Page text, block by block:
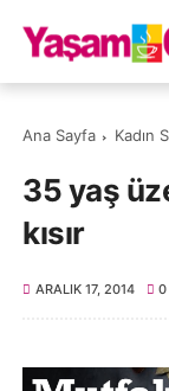
Ana Sayfa Kadın
35 yaş
kısır
ARALIK 17, 2014 0